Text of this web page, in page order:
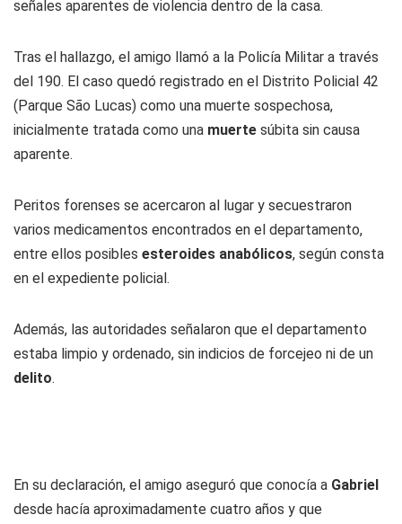
señales aparentes de violencia dentro de la casa.
Tras el hallazgo, el amigo llamó a la Policía Militar a través
del 190. El caso quedó registrado en el Distrito Policial 42
(Parque São Lucas) como una muerte sospechosa,
inicialmente tratada como una muerte súbita sin causa
aparente.
Peritos forenses se acercaron al lugar y secuestraron
varios medicamentos encontrados en el departamento,
entre ellos posibles esteroides anabólicos, según consta
en el expediente policial.
Además, las autoridades señalaron que el departamento
estaba limpio y ordenado, sin indicios de forcejeo ni de un
delito.
En su declaración, el amigo aseguró que conocía a Gabriel
desde hacía aproximadamente cuatro años y que